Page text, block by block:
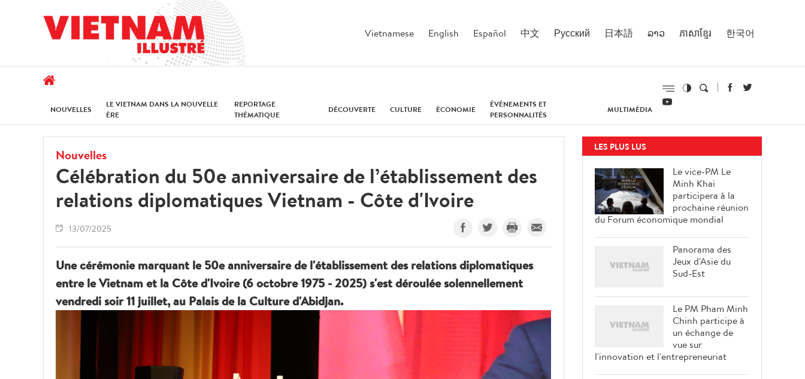
Vietnamese English Español 中文 Русский 日本語 ລາວ ភាសាខ្មែរ 한국어
NOUVELLES
LE VIETNAM DANS LA NOUVELLE
ÈRE
REPORTAGE
THÉMATIQUE
DÉCOUVERTE CULTURE ÉCONOMIE
ÉVÉNEMENTS ET
PERSONNALITÉS
MULTIMÉDIA
Nouvelles
Célébration du 50e anniversaire de l’établissement des
relations diplomatiques Vietnam - Côte d'Ivoire
13/07/2025
Une cérémonie marquant le 50e anniversaire de l'établissement des relations diplomatiques
entre le Vietnam et la Côte d'Ivoire (6 octobre 1975 - 2025) s'est déroulée solennellement
vendredi soir 11 juillet, au Palais de la Culture d'Abidjan.
LES PLUS LUS
Le vice-PM Le
Minh Khai
participera à la
prochaine réunion
du Forum économique mondial
Panorama des
Jeux d'Asie du
Sud-Est
Le PM Pham Minh
Chinh participe à
un échange de
vue sur
l'innovation et l'entrepreneuriat